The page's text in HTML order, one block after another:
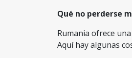
Qué no perderse
Rumania ofrece
Aquí hay algunas